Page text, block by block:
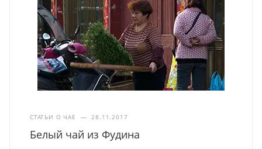
СТАТЬИ О ЧАЕ — 28.11.2017
Белый чай из Фудина